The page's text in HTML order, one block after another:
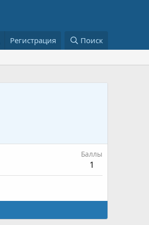
Регистрация Поиск
Баллы
1